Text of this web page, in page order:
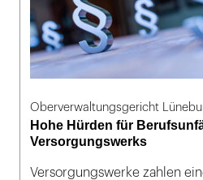
Oberverwaltungsgericht
Hohe Hürden für
Versorgungswerks
Versorgungswerke zahlen